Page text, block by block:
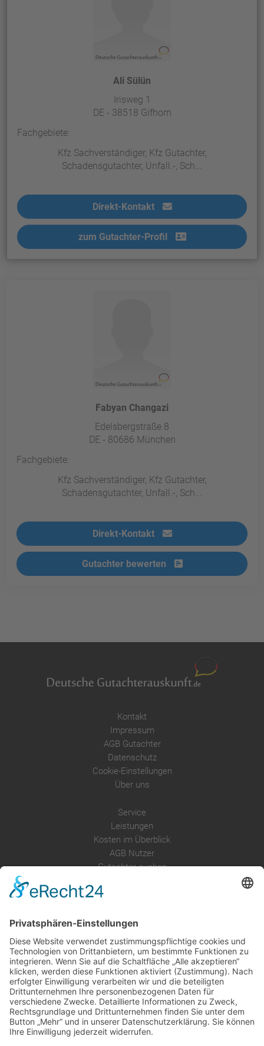
Ali Sülün
Irisweg 1
DE - 38518 Gifhorn
Fachgebiete:
Kfz Sachverständiger, Kfz Gutachter,
Schadensgutachter, Unfall.-, Sch...
Direkt-Kontakt
zum Gutachter-Profil
Fabyan Changazi
Edelsbergstraße 8
DE - 80686 München
Fachgebiete:
Kfz Sachverständiger, Kfz Gutachter,
Schadensgutachter, Unfall.-, Sch...
Direkt-Kontakt
Gutachter bewerten
Kontakt
Impressum
AGB Gutachter
Datenschutz
Cookie-Einstellungen
Über uns
Service
Leistungen
Kosten im Überblick
AGB Nutzer
Gutachter suchen
Anfrage
Presse
Partner: Der DGuSV
als Gutachter eintragen
Infos für Suchende